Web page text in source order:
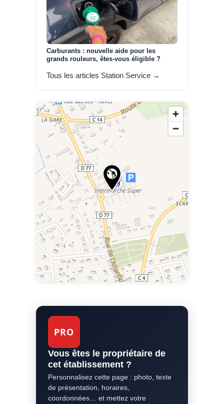
Carburants : nouvelle aide pour les
grands rouleurs, êtes-vous éligible ?
Tous les articles Station Service →
PRO
Vous êtes le propriétaire de
cet établissement ?
Personnalisez cette page : photo, texte
de présentation, horaires,
coordonnées… et mettez votre